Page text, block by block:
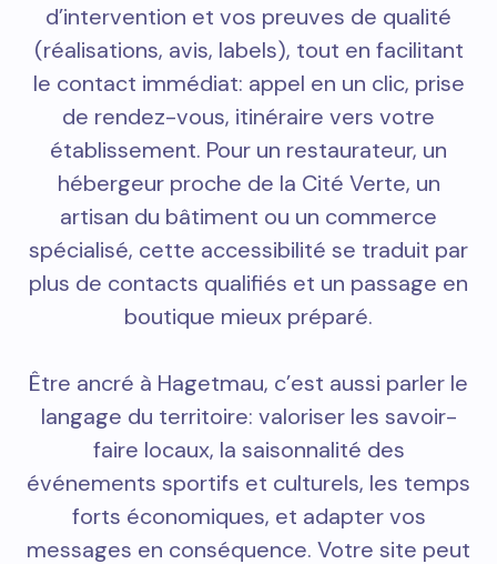
d’intervention et vos preuves de qualité
(réalisations, avis, labels), tout en facilitant
le contact immédiat: appel en un clic, prise
de rendez-vous, itinéraire vers votre
établissement. Pour un restaurateur, un
hébergeur proche de la Cité Verte, un
artisan du bâtiment ou un commerce
spécialisé, cette accessibilité se traduit par
plus de contacts qualifiés et un passage en
boutique mieux préparé.
Être ancré à Hagetmau, c’est aussi parler le
langage du territoire: valoriser les savoir-
faire locaux, la saisonnalité des
événements sportifs et culturels, les temps
forts économiques, et adapter vos
messages en conséquence. Votre site peut